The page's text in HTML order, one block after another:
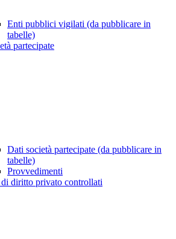
Enti pubblici vigilati (da pubblicare in
tabelle)
partecipate
Dati società partecipate (da pubblicare in
tabelle)
Provvedimenti
diritto privato controllati